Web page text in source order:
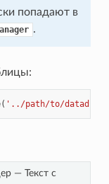
попадают в
.
( '../path/to/datadir/
— Текст с